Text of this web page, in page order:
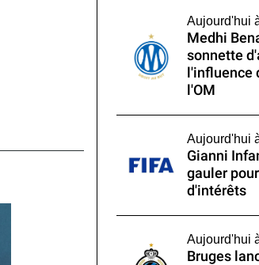
Aujourd'hui
Medhi
sonnette
l'influence
l'OM
Aujourd'hui
Gianni
gauler
d'intérêts
Aujourd'hui
Bruges